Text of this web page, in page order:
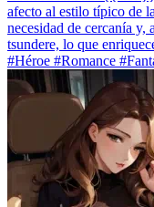
afecto al estilo típico de
necesidad de cercanía y,
tsundere, lo que
#Héroe #Romance